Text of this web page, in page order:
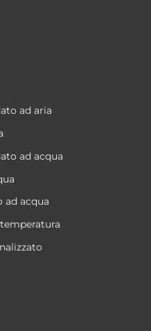
ad aria
ad acqua
ad acqua